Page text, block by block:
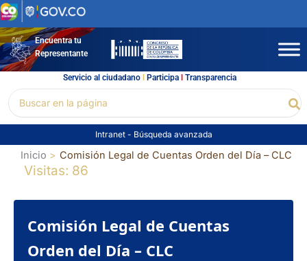
Ir
al
contenidoEncuentra tu
Representante
Servicio al ciudadano l Participal Transparencia
por:
Intranet - Búsqueda avanzada
Inicio Comisión Legal de Cuentas Orden del Día – CLC
Visitas: 86
Comisión Legal de Cuentas
Orden del Día – CLC